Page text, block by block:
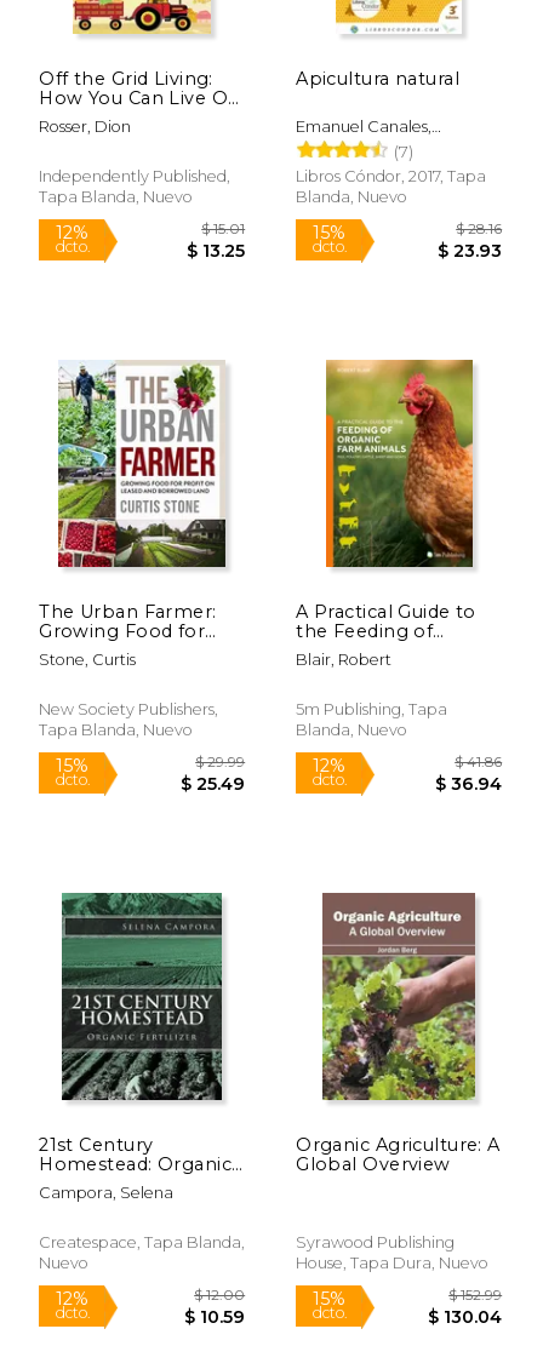
Off the Grid Living:
How You Can Live Off
the Land and
Become Self-
Homesteading and a
Backyard Guide to
Inglés)
Rosser, Dion
Independently Published,
Tapa Blanda, Nuevo
$ 13.25
Apicultura natural
Emanuel Canales,
Magdalena Cortés
(7)
Libros Cóndor, 2017, Tapa
Blanda, Nuevo
The Urban Farmer:
Growing Food for
Profit on Leased and
Borrowed Land (en
Stone, Curtis
New Society Publishers,
Tapa Blanda, Nuevo
A Practical Guide to
the Feeding of
Organic Farm
Animals: Pigs, Poultry,
Goats (en Inglés)
Blair, Robert
5m Publishing, Tapa
Blanda, Nuevo
21st Century
Homestead: Organic
Fertilizer (en Inglés)
Campora, Selena
Createspace, Tapa Blanda,
Nuevo
Organic Agriculture: A
Global Overview
Syrawood Publishing
House, Tapa Dura, Nuevo